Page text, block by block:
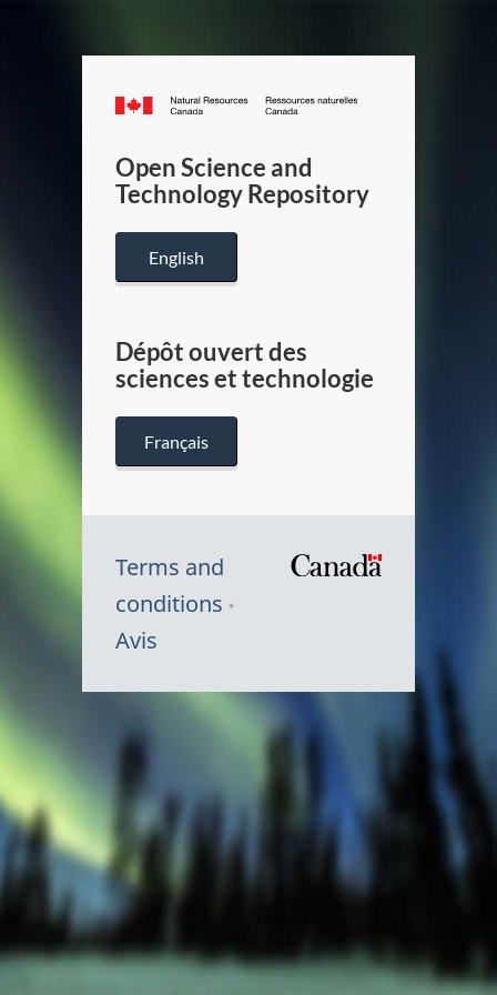
Canada.ca
/
Canada
Open Science and
Technology Repository
English
Dépôt ouvert des
sciences et technologie
Français
Terms and
conditions
Avis
Canada